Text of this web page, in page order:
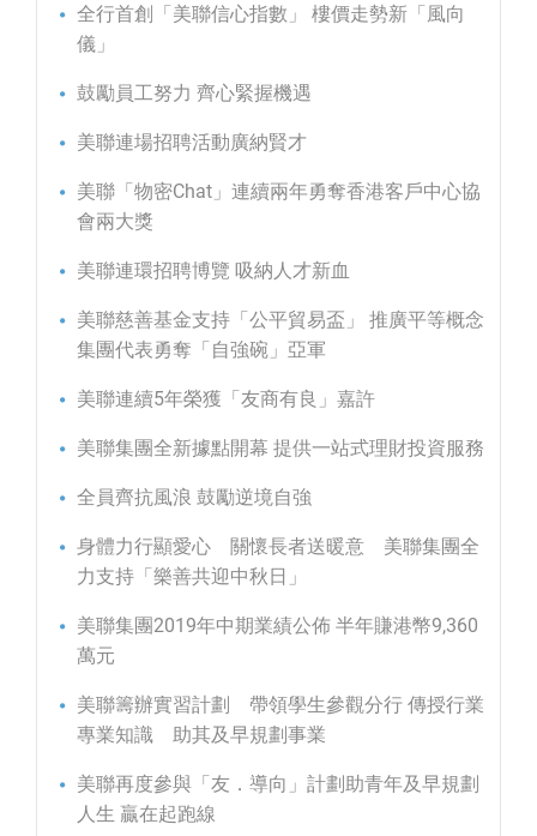
全行首創「美聯信心指數」 樓價走勢新「風向
儀」
鼓勵員工努力 齊心緊握機遇
美聯連場招聘活動廣納賢才
美聯「物密Chat」連續兩年勇奪香港客戶中心協
會兩大獎
美聯連環招聘博覽 吸納人才新血
美聯慈善基金支持「公平貿易盃」 推廣平等概念
集團代表勇奪「自強碗」亞軍
美聯連續5年榮獲「友商有良」嘉許
美聯集團全新據點開幕 提供一站式理財投資服務
全員齊抗風浪 鼓勵逆境自強
身體力行顯愛心 關懷長者送暖意 美聯集團全
力支持「樂善共迎中秋日」
美聯集團2019年中期業績公佈 半年賺港幣9,360
萬元
美聯籌辦實習計劃 帶領學生參觀分行 傳授行業
專業知識 助其及早規劃事業
美聯再度參與「友．導向」計劃助青年及早規劃
人生 贏在起跑線